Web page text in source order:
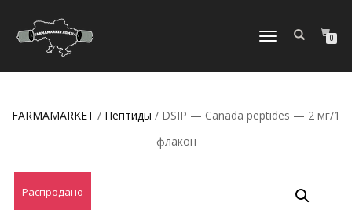
ПЕРЕКЛЮЧИТЬ
0
FARMAMARKET / Пептиды / DSIP — Canada peptides — 2 мг/1
флакон
Распродано